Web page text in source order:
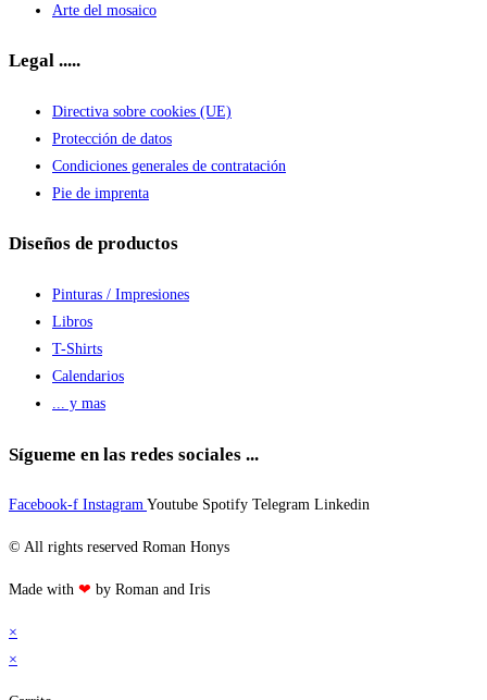
Arte del mosaico
Legal .....
Directiva sobre cookies (UE)
Protección de datos
Condiciones generales de contratación
Pie de imprenta
Diseños de productos
Pinturas / Impresiones
Libros
T-Shirts
Calendarios
... y mas
Sígueme en las redes sociales ...
Facebook-f Instagram Youtube Spotify Telegram Linkedin
© All rights reserved Roman Honys
Made with ❤ by Roman and Iris
×
×